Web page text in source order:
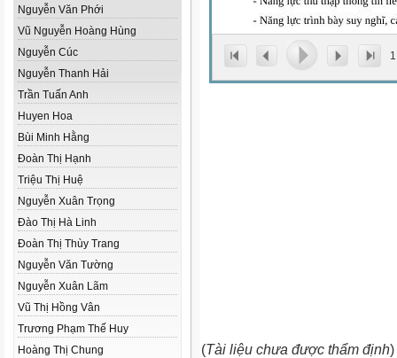
Nguyễn Văn Phới
Vũ Nguyễn Hoàng Hùng
Nguyễn Cúc
Nguyễn Thanh Hải
Trần Tuấn Anh
Huyen Hoa
Bùi Minh Hằng
Đoàn Thị Hạnh
Triệu Thị Huệ
Nguyễn Xuân Trọng
Đào Thị Hà Linh
Đoàn Thị Thùy Trang
Nguyễn Văn Tường
Nguyễn Xuân Lãm
Vũ Thị Hồng Vân
Trương Phạm Thế Huy
Hoàng Thị Chung
1
(Tài liệu chưa được thẩm định)